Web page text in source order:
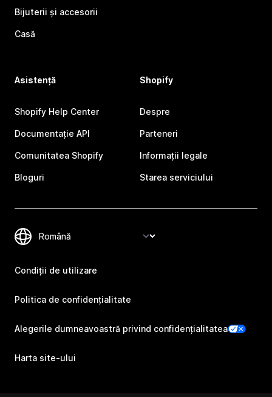
Bijuterii și accesorii
Casă
Asistență
Shopify Help Center
Documentație API
Comunitatea Shopify
Bloguri
Shopify
Despre
Parteneri
Informații legale
Starea serviciului
Condiții de utilizare
Politica de confidențialitate
Alegerile dumneavoastră privind confidențialitatea
Harta site-ului